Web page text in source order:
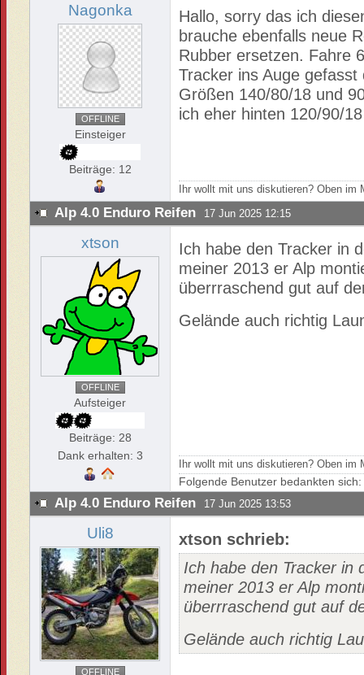
Nagonka
OFFLINE
Einsteiger
Beiträge: 12
Hallo, sorry das ich
brauche ebenfalls neue
Rubber ersetzen. Fahre
Tracker ins Auge
Größen 140/80/18 und
ich eher hinten 120/90/
Ihr wollt mit uns diskutieren? Oben
Alp 4.0 Enduro Reifen 17 Jun 2025 12:15
xtson
OFFLINE
Aufsteiger
Beiträge: 28
Dank erhalten: 3
Ich habe den Tracker in
meiner 2013 er Alp
überrraschend gut auf
Gelände auch richtig
Ihr wollt mit uns diskutieren? Oben
Folgende Benutzer bedankten
Alp 4.0 Enduro Reifen 17 Jun 2025 13:53
Uli8
OFFLINE
xtson schrieb:
Ich habe den Tracker in
meiner 2013 er Alp
überrraschend gut auf
Gelände auch richtig